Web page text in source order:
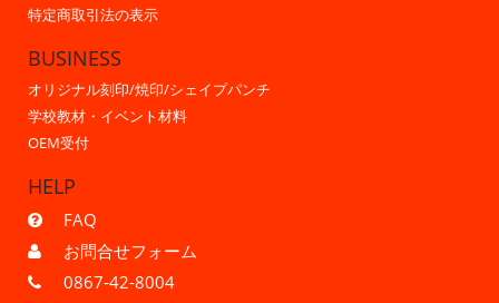
特定商取引法の表示
BUSINESS
オリジナル刻印/焼印/シェイプパンチ
学校教材・イベント材料
OEM受付
HELP
FAQ
お問合せフォーム
0867-42-8004